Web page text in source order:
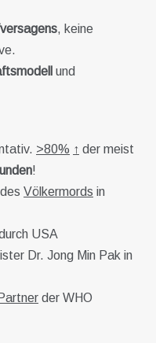
, keine
und
>80% ↑ der meist
!
Völkermords in
USA
Dr. Jong Min Pak in
Partner der WHO